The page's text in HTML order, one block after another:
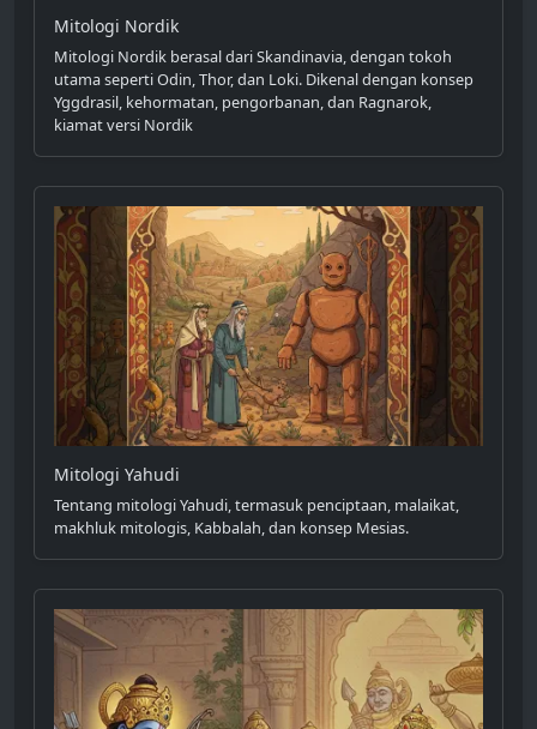
Mitologi Nordik
Mitologi Nordik berasal dari Skandinavia, dengan tokoh
utama seperti Odin, Thor, dan Loki. Dikenal dengan konsep
Yggdrasil, kehormatan, pengorbanan, dan Ragnarok,
kiamat versi Nordik
Mitologi Yahudi
Tentang mitologi Yahudi, termasuk penciptaan, malaikat,
makhluk mitologis, Kabbalah, dan konsep Mesias.